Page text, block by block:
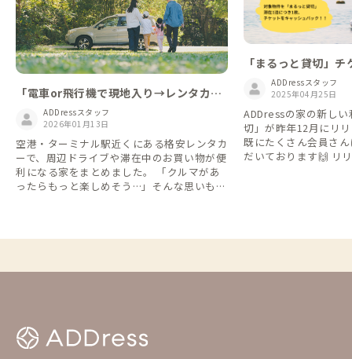
「電車or飛行機で現地入り→レンタカー
で周遊」が便利！移動費を抑える格安レ
ンタカー特集🚗
ADDressスタッフ
2026年01月13日
空港・ターミナル駅近くにある格安レンタカ
ーで、周辺ドライブや滞在中のお買い物が便
利になる家をまとめました。 「クルマがあ
ったらもっと楽しめそう…」そんな思いも、
の家を抜粋しています。詳しくは各レンタカ
年4月時点のものになります
「まるっと貸切」
ックキャンペーン対
ADDressスタッフ
2025年04月25日
ADDressの家の新し
切」が昨年12月にリ
既にたくさん会員さ
だいております🙌 リリース後も魅力的な新
にぜひ利用いただけたら